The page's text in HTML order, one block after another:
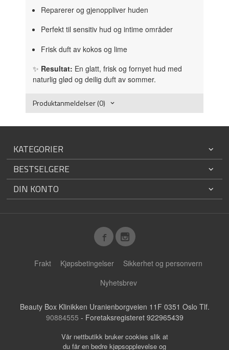
Reparerer og gjenoppliver huden
Perfekt til sensitiv hud og intime områder
Frisk duft av kokos og lime
✨ Resultat: En glatt, frisk og fornyet hud med
naturlig glød og deilig duft av sommer.
Produktanmeldelser (0)
KATEGORIER
BESTSELGERE
DIN KONTO
Frakt Kjøpsbetingelser
Sikkerhet og personvern
Nyhetsbrev
Beauty Box Klinikken Uranienborgveien 11F 0351 Oslo Tlf.
90884555 - Foretaksregisteret 922965439
Vår nettbutikk bruker cookies slik at
du får en bedre kjøpsopplevelse og